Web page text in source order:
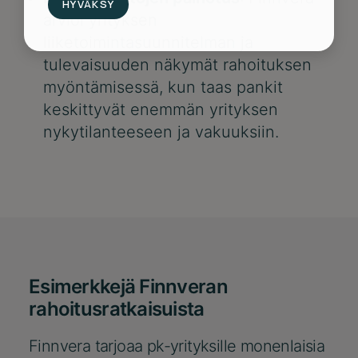
arvioi yrityksen
tulevaisuuden näkymät rahoituksen
myöntämisessä, kun taas pankit
keskittyvät enemmän yrityksen
nykytilanteeseen ja vakuuksiin.
Esimerkkejä Finnveran
rahoitusratkaisuista
Finnvera tarjoaa pk-yrityksille monenlaisia
HYVÄKSY